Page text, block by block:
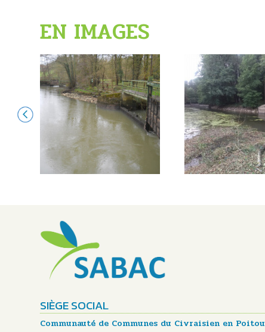
EN IMAGES
SIÈGE SOCIAL
Communauté de Communes du Civraisien en Poitou